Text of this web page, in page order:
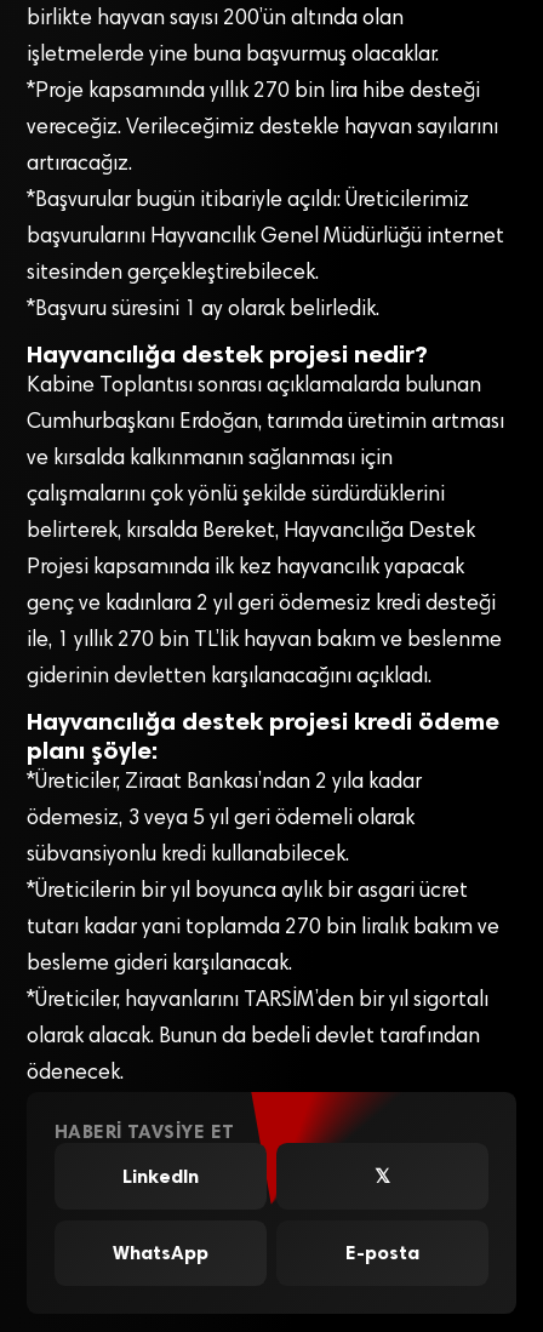
birlikte hayvan sayısı 200’ün altında olan
işletmelerde yine buna başvurmuş olacaklar.
*Proje kapsamında yıllık 270 bin lira hibe desteği
vereceğiz. Verileceğimiz destekle hayvan sayılarını
artıracağız.
*Başvurular bugün itibariyle açıldı: Üreticilerimiz
başvurularını Hayvancılık Genel Müdürlüğü internet
sitesinden gerçekleştirebilecek.
*Başvuru süresini 1 ay olarak belirledik.
Hayvancılığa destek projesi nedir?
Kabine Toplantısı sonrası açıklamalarda bulunan
Cumhurbaşkanı Erdoğan, tarımda üretimin artması
ve kırsalda kalkınmanın sağlanması için
çalışmalarını çok yönlü şekilde sürdürdüklerini
belirterek, kırsalda Bereket, Hayvancılığa Destek
Projesi kapsamında ilk kez hayvancılık yapacak
genç ve kadınlara 2 yıl geri ödemesiz kredi desteği
ile, 1 yıllık 270 bin TL’lik hayvan bakım ve beslenme
giderinin devletten karşılanacağını açıkladı.
Hayvancılığa destek projesi kredi ödeme
planı şöyle:
*Üreticiler, Ziraat Bankası’ndan 2 yıla kadar
ödemesiz, 3 veya 5 yıl geri ödemeli olarak
sübvansiyonlu kredi kullanabilecek.
*Üreticilerin bir yıl boyunca aylık bir asgari ücret
tutarı kadar yani toplamda 270 bin liralık bakım ve
besleme gideri karşılanacak.
*Üreticiler, hayvanlarını TARSİM’den bir yıl sigortalı
olarak alacak. Bunun da bedeli devlet tarafından
ödenecek.
HABERI TAVSIYE ET
LinkedIn
𝕏
WhatsApp E-posta